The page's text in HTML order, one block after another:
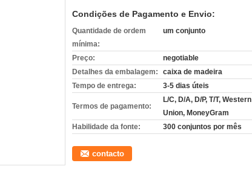
Condições de Pagamento e Envio:
Quantidade de ordem
mínima:
um conjunto
Preço:
negotiable
Detalhes da embalagem:
caixa de madeira
Tempo de entrega:
3-5 dias úteis
Termos de pagamento:
L/C, D/A, D/P, T/T, Western
Union, MoneyGram
Habilidade da fonte:
300 conjuntos por mês
contacto